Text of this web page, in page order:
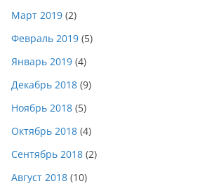
Март 2019 (2)
Февраль 2019 (5)
Январь 2019 (4)
Декабрь 2018 (9)
Ноябрь 2018 (5)
Октябрь 2018 (4)
Сентябрь 2018 (2)
Август 2018 (10)